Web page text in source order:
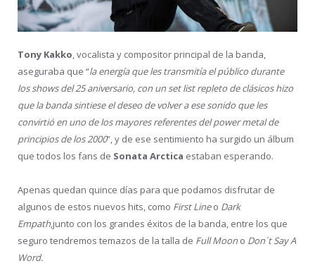
Tony Kakko, vocalista y compositor principal de la banda,
aseguraba que “la energía que les transmitía el público durante
los shows del 25 aniversario, con un set list repleto de clásicos hizo
que la banda sintiese el deseo de volver a ese sonido que les
convirtió en uno de los mayores referentes del power metal de
principios de los 2000”, y de ese sentimiento ha surgido un álbum
que todos los fans de Sonata Arctica estaban esperando.
Apenas quedan quince días para que podamos disfrutar de
algunos de estos nuevos hits, como First Lineo Dark
Empath,junto con los grandes éxitos de la banda, entre los que
seguro tendremos temazos de la talla de Full Moon o Don´t Say A
Word.